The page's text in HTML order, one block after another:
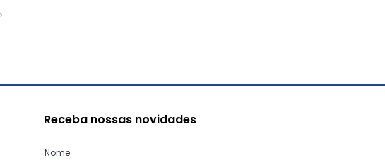
Receba nossas novidades
Nome